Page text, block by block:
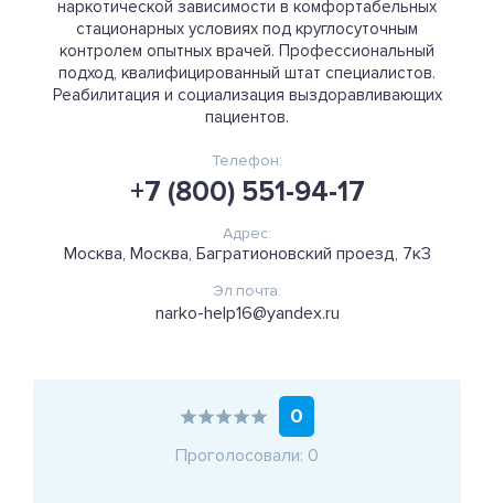
наркотической зависимости в комфортабельных
стационарных условиях под круглосуточным
контролем опытных врачей. Профессиональный
подход, квалифицированный штат специалистов.
Реабилитация и социализация выздоравливающих
пациентов.
Телефон:
+7 (800) 551-94-17
Адрес:
Москва, Москва, Багратионовский проезд, 7к3
Эл.почта:
narko-help16@yandex.ru
0
Проголосовали: 0